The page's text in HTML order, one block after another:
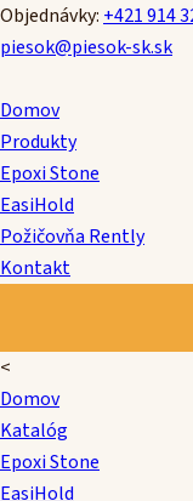
Objednávky: +421 914
piesok@piesok-sk.sk
Domov
Produkty
Epoxi Stone
EasiHold
Požičovňa Rently
Kontakt
<
Domov
Katalóg
Epoxi Stone
EasiHold